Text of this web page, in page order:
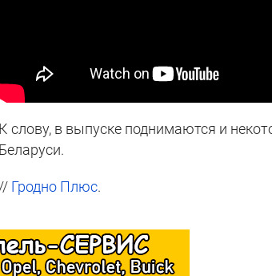
К слову, в выпуске поднимаются и
Беларуси.
// Гродно Плюс.